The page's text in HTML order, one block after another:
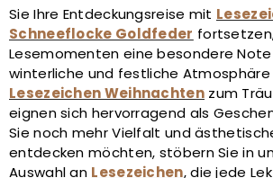
Sie Ihre Entdeckungsreise mit
Schneeflocke Goldfeder
Lesemomenten eine besondere Note
winterliche und festliche Atmosphäre
Lesezeichen Weihnachtenzum
eignen sich hervorragend als
Sie noch mehr Vielfalt und
entdecken möchten, stöbern Sie in
Auswahl an Lesezeichen, die jede